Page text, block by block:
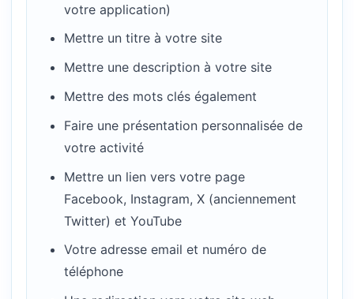
votre application)
Mettre un titre à votre site
Mettre une description à votre site
Mettre des mots clés également
Faire une présentation personnalisée de
votre activité
Mettre un lien vers votre page
Facebook, Instagram, X (anciennement
Twitter) et YouTube
Votre adresse email et numéro de
téléphone